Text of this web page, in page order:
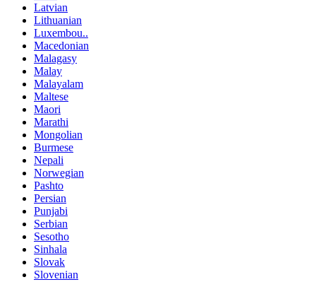
Latvian
Lithuanian
Luxembou..
Macedonian
Malagasy
Malay
Malayalam
Maltese
Maori
Marathi
Mongolian
Burmese
Nepali
Norwegian
Pashto
Persian
Punjabi
Serbian
Sesotho
Sinhala
Slovak
Slovenian